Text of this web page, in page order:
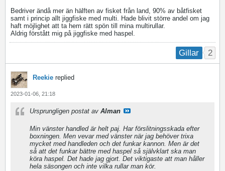
Bedriver ändå mer än hälften av fisket från land, 90% av båtfisket
samt i princip allt jiggfiske med multi. Hade blivit större andel om jag
haft möjlighet att ta hem rätt spön till mina multirullar.
Aldrig förstått mig på jiggfiske med haspel.
Gillar 2
Reekie replied
2023-01-06, 21:18
Ursprungligen postat av Alman
Min vänster handled är helt paj. Har förslitningsskada efter
boxningen. Men vevar med vänster när jag behöver trixa
mycket med handleden och det funkar kannon. Men är det
så att det funkar bättre med haspel så självklart ska man
köra haspel. Det hade jag gjort. Det viktigaste att man håller
hela säsongen och inte vilka rullar man kör.